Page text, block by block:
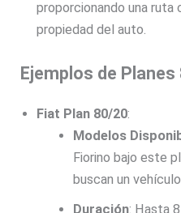
proporcionando una ruta
propiedad del auto.
Ejemplos de
Fiat Plan 80/20:
Modelos
Fiorino bajo este
buscan un
Duración: Hasta